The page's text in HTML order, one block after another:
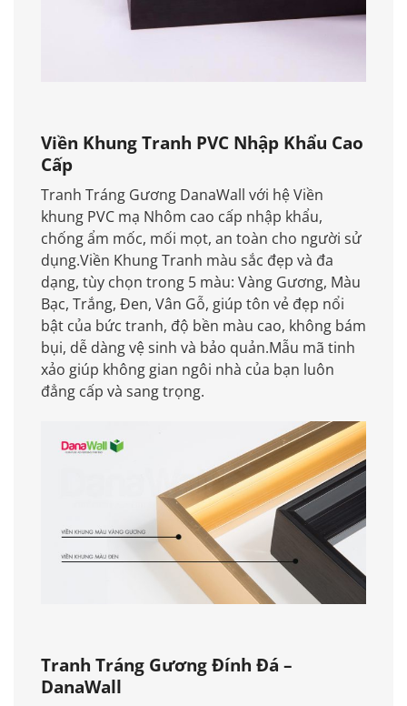
Viền Khung Tranh PVC Nhập Khẩu Cao
Cấp
Tranh Tráng Gương DanaWall với hệ Viền
khung PVC mạ Nhôm cao cấp nhập khẩu,
chống ẩm mốc, mối mọt, an toàn cho người sử
dụng.Viền Khung Tranh màu sắc đẹp và đa
dạng, tùy chọn trong 5 màu: Vàng Gương, Màu
Bạc, Trắng, Đen, Vân Gỗ, giúp tôn vẻ đẹp nổi
bật của bức tranh, độ bền màu cao, không bám
bụi, dễ dàng vệ sinh và bảo quản.Mẫu mã tinh
xảo giúp không gian ngôi nhà của bạn luôn
đẳng cấp và sang trọng.
Tranh Tráng Gương Đính Đá –
DanaWall